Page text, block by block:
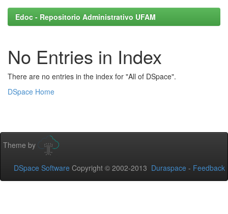
Edoc - Repositorio Administrativo UFAM
No Entries in Index
There are no entries in the index for "All of DSpace".
DSpace Home
Theme by
DSpace Software Copyright © 2002-2013 Duraspace - Feedback